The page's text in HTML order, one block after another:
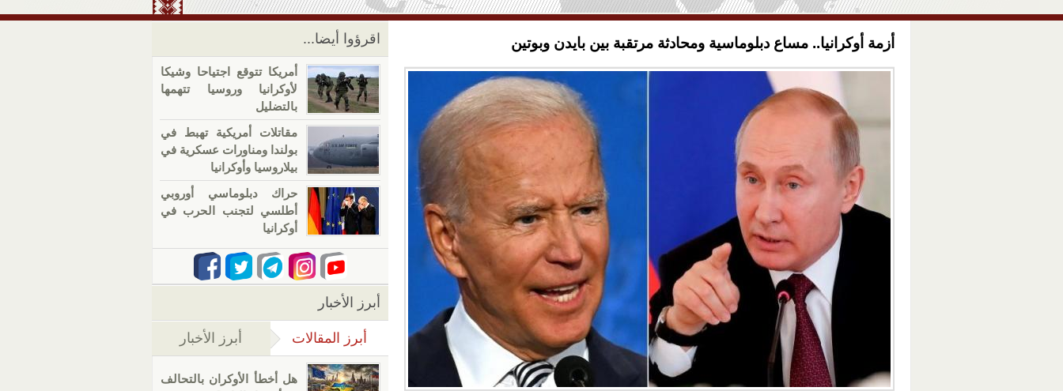
أزمة أوكرانيا.. مساع دبلوماسية ومحادثة مرتقبة بين بايدن وبوتين اقرؤوا أيضا...
أمريكا تتوقع اجتياحا وشيكا
لأوكرانيا وروسيا تتهمها
بالتضليل
مقاتلات أمريكية تهبط في
بولندا ومناورات عسكرية في
بيلاروسيا وأوكرانيا
حراك دبلوماسي أوروبي
أطلسي لتجنب الحرب في
أوكرانيا
أبرز الأخبار
أبرز المقالات (علامة التبويب النشطة)
أبرز الأخبار
هل أخطأ الأوكران بالتحالف